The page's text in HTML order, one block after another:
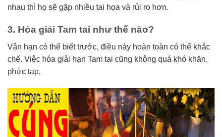
nhau thì họ sẽ gặp nhiều tai họa và rủi ro hơn.
3. Hóa giải Tam tai như thế nào?
Vận hạn có thể biết trước, điều này hoàn toàn có thể khắc
chế. Việc hóa giải hạn Tam tai cũng không quá khó khăn,
phức tạp.